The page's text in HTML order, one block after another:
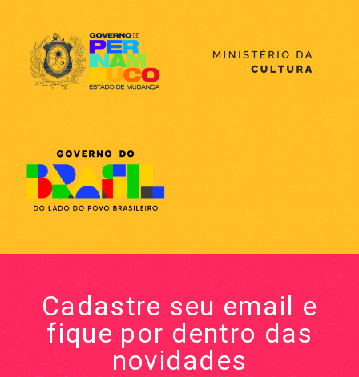
Cadastre seu email e
fique por dentro das
novidades